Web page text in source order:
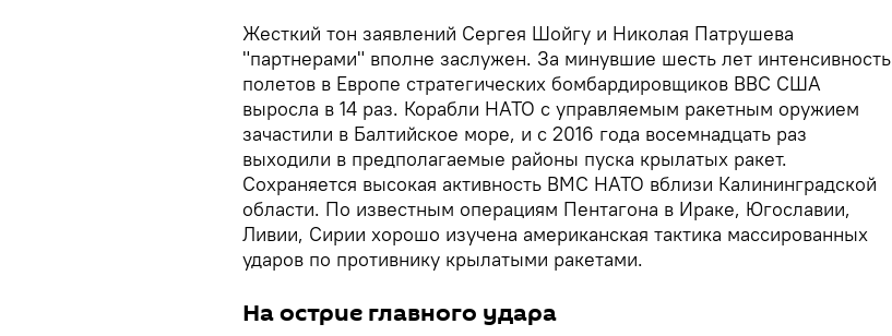
Жесткий тон заявлений Сергея Шойгу и Николая Патрушева
"партнерами" вполне заслужен. За минувшие шесть лет интенсивность
полетов в Европе стратегических бомбардировщиков ВВС США
выросла в 14 раз. Корабли НАТО с управляемым ракетным оружием
зачастили в Балтийское море, и с 2016 года восемнадцать раз
выходили в предполагаемые районы пуска крылатых ракет.
Сохраняется высокая активность ВМС НАТО вблизи Калининградской
области. По известным операциям Пентагона в Ираке, Югославии,
Ливии, Сирии хорошо изучена американская тактика массированных
ударов по противнику крылатыми ракетами.
На острие главного удара